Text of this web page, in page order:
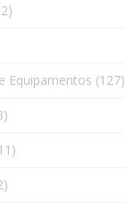
Equipamentos (127)